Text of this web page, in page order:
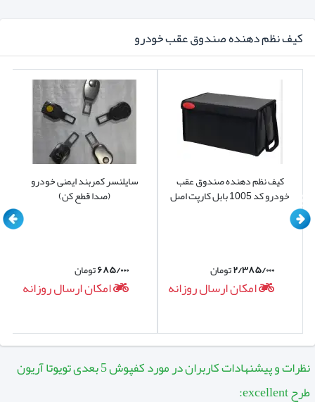
انتشار بوی نم و رطوبت در خودرو میشود.
کیف نظم دهنده صندوق عقب خودرو
سایلنسر کمربند ایمنی خودرو
(صدا قطع کن)
۶۸۵/۰۰۰تومان
امکان ارسال روزانه
کیف نظم دهنده صندوق عقب
خودرو کد 1005 بابل کارپت اصل
۲/۳۸۵/۰۰۰تومان
امکان ارسال روزانه
نظرات و پیشنهادات کاربران در مورد کفپوش 5 بعدی تویوتا آریون
طرح excellent: